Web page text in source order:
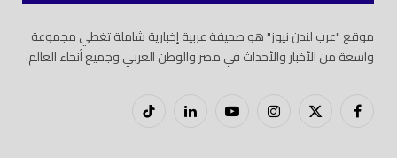
موقع "عرب لندن نيوز" هو صحيفة عربية إخبارية شاملة تغطي مجموعة
واسعة من الأخبار والأحداث في مصر والوطن العربي وجميع أنحاء العالم.
فيسبوكX
إنستغراميوتيوب لينكدودتيك